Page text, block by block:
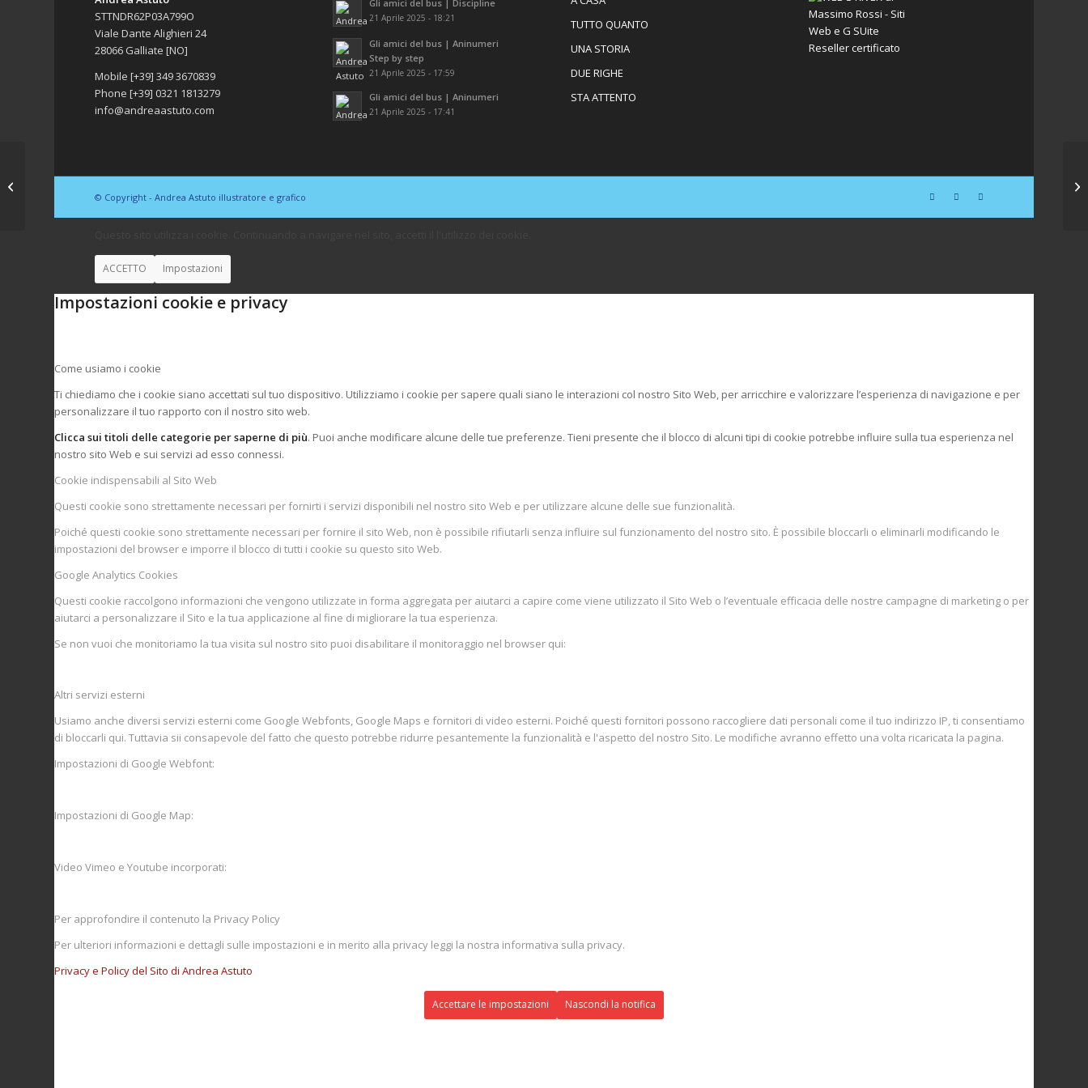
STTNDR62P03A799O
Viale Dante Alighieri 24
28066 Galliate [NO]
Mobile [+39] 349 3670839
Phone [+39] 0321 1813279
info@andreaastuto.com
Gli amici del bus | Discipline
21 Aprile 2025 - 18:21
Gli amici del bus | Aninumeri
Step by step
21 Aprile 2025 - 17:59
Gli amici del bus | Aninumeri
21 Aprile 2025 - 17:41
TUTTO QUANTO
UNA STORIA
DUE RIGHE
STA ATTENTO
© Copyright - Andrea Astuto illustratore e grafico
ACCETTO Impostazioni
Impostazioni cookie e privacy
Come usiamo i cookie
Ti chiediamo che i cookie siano accettati sul tuo dispositivo. Utilizziamo i cookie per sapere quali siano le interazioni col nostro Sito Web, per arricchire e valorizzare l’esperienza di navigazione e per
personalizzare il tuo rapporto con il nostro sito web.
Clicca sui titoli delle categorie per saperne di più. Puoi anche modificare alcune delle tue preferenze. Tieni presente che il blocco di alcuni tipi di cookie potrebbe influire sulla tua esperienza nel
nostro sito Web e sui servizi ad esso connessi.
Cookie indispensabili al Sito Web
Questi cookie sono strettamente necessari per fornirti i servizi disponibili nel nostro sito Web e per utilizzare alcune delle sue funzionalità.
Poiché questi cookie sono strettamente necessari per fornire il sito Web, non è possibile rifiutarli senza influire sul funzionamento del nostro sito. È possibile bloccarli o eliminarli modificando le
impostazioni del browser e imporre il blocco di tutti i cookie su questo sito Web.
Google Analytics Cookies
Questi cookie raccolgono informazioni che vengono utilizzate in forma aggregata per aiutarci a capire come viene utilizzato il Sito Web o l’eventuale efficacia delle nostre campagne di marketing o per
aiutarci a personalizzare il Sito e la tua applicazione al fine di migliorare la tua esperienza.
Se non vuoi che monitoriamo la tua visita sul nostro sito puoi disabilitare il monitoraggio nel browser qui:
Altri servizi esterni
Usiamo anche diversi servizi esterni come Google Webfonts, Google Maps e fornitori di video esterni. Poiché questi fornitori possono raccogliere dati personali come il tuo indirizzo IP, ti consentiamo
di bloccarli qui. Tuttavia sii consapevole del fatto che questo potrebbe ridurre pesantemente la funzionalità e l'aspetto del nostro Sito. Le modifiche avranno effetto una volta ricaricata la pagina.
Impostazioni di Google Webfont:
Impostazioni di Google Map:
Video Vimeo e Youtube incorporati:
Per approfondire il contenuto la Privacy Policy
Per ulteriori informazioni e dettagli sulle impostazioni e in merito alla privacy leggi la nostra informativa sulla privacy.
Privacy e Policy del Sito di Andrea Astuto
Accettare le impostazioni Nascondi la notifica